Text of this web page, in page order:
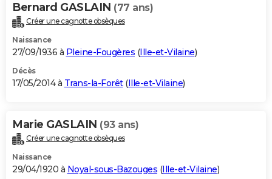
Bernard GASLAIN (77 ans)
Créer une cagnotte obsèques
Naissance
27/09/1936 à Pleine-Fougères (Ille-et-Vilaine)
Décès
17/05/2014 à Trans-la-Forêt(Ille-et-Vilaine)
Marie GASLAIN (93 ans)
Créer une cagnotte obsèques
Naissance
29/04/1920 à Noyal-sous-Bazouges (Ille-et-Vilaine)